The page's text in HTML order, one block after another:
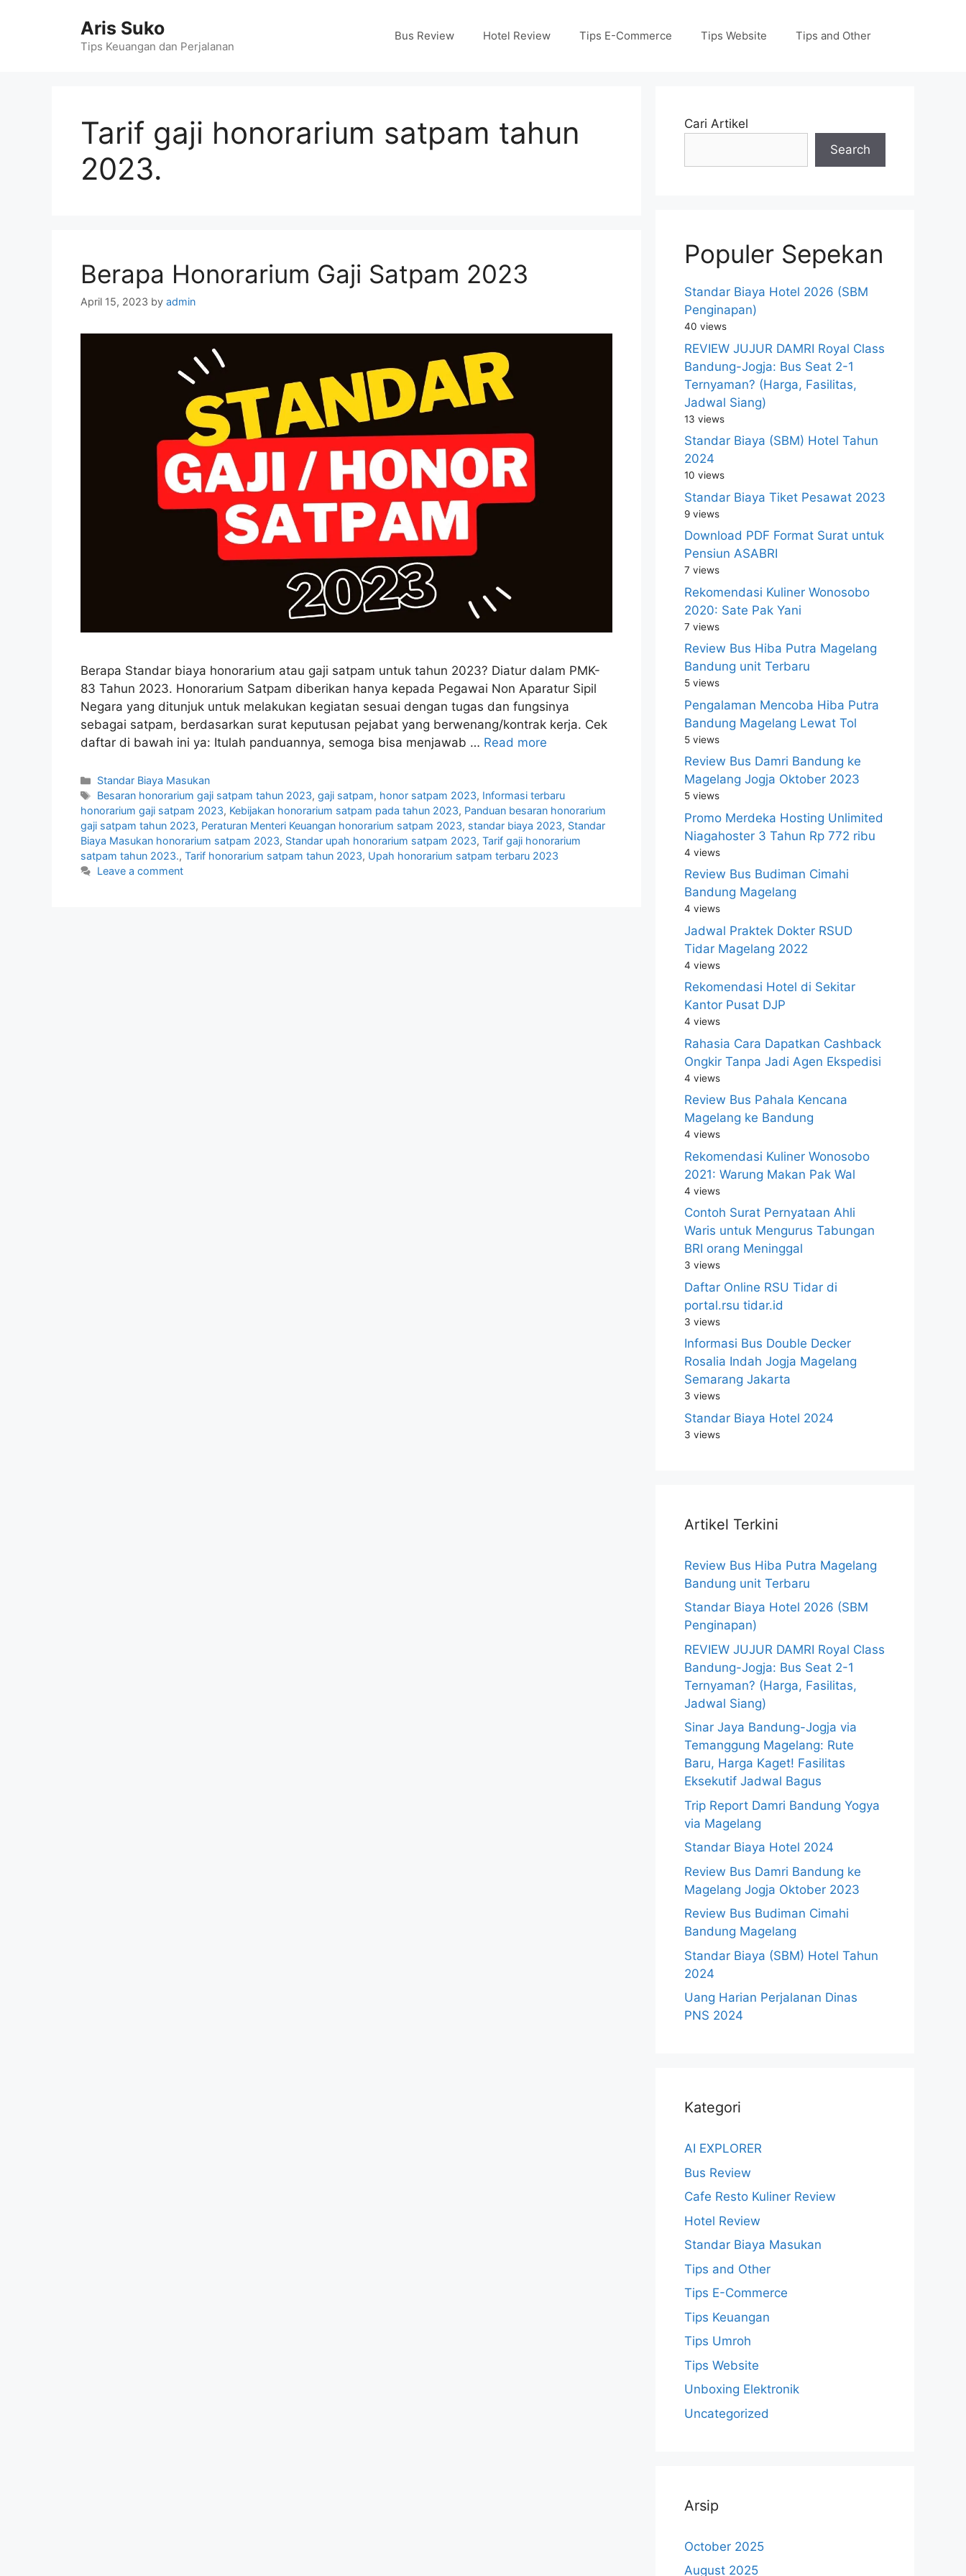
Aris Suko
Tips Keuangan dan Perjalanan
Bus Review Hotel Review Tips E-Commerce Tips Website Tips and Other
Tarif gaji honorarium satpam tahun
2023.
Berapa Honorarium Gaji Satpam 2023
April 15, 2023 by admin
Berapa Standar biaya honorarium atau gaji satpam untuk tahun 2023? Diatur dalam PMK-
83 Tahun 2023. Honorarium Satpam diberikan hanya kepada Pegawai Non Aparatur Sipil
Negara yang ditunjuk untuk melakukan kegiatan sesuai dengan tugas dan fungsinya
sebagai satpam, berdasarkan surat keputusan pejabat yang berwenang/kontrak kerja. Cek
daftar di bawah ini ya: Itulah panduannya, semoga bisa menjawab … Read more
Categories
Standar Biaya Masukan
Tags
Besaran honorarium gaji satpam tahun 2023,gaji satpam, honor satpam 2023, Informasi terbaru
honorarium gaji satpam 2023, Kebijakan honorarium satpam pada tahun 2023, Panduan besaran honorarium
gaji satpam tahun 2023, Peraturan Menteri Keuangan honorarium satpam 2023, standar biaya 2023, Standar
Biaya Masukan honorarium satpam 2023, Standar upah honorarium satpam 2023, Tarif gaji honorarium
satpam tahun 2023., Tarif honorarium satpam tahun 2023, Upah honorarium satpam terbaru 2023
Leave a comment
Cari Artikel
Search
Populer Sepekan
Standar Biaya Hotel 2026 (SBM
Penginapan)
40 views
REVIEW JUJUR DAMRI Royal Class
Bandung-Jogja: Bus Seat 2-1
Ternyaman? (Harga, Fasilitas,
Jadwal Siang)
13 views
Standar Biaya (SBM) Hotel Tahun
2024
10 views
Standar Biaya Tiket Pesawat 2023
9 views
Download PDF Format Surat untuk
Pensiun ASABRI
7 views
Rekomendasi Kuliner Wonosobo
2020: Sate Pak Yani
7 views
Review Bus Hiba Putra Magelang
Bandung unit Terbaru
5 views
Pengalaman Mencoba Hiba Putra
Bandung Magelang Lewat Tol
5 views
Review Bus Damri Bandung ke
Magelang Jogja Oktober 2023
5 views
Promo Merdeka Hosting Unlimited
Niagahoster 3 Tahun Rp 772 ribu
4 views
Review Bus Budiman Cimahi
Bandung Magelang
4 views
Jadwal Praktek Dokter RSUD
Tidar Magelang 2022
4 views
Rekomendasi Hotel di Sekitar
Kantor Pusat DJP
4 views
Rahasia Cara Dapatkan Cashback
Ongkir Tanpa Jadi Agen Ekspedisi
4 views
Review Bus Pahala Kencana
Magelang ke Bandung
4 views
Rekomendasi Kuliner Wonosobo
2021: Warung Makan Pak Wal
4 views
Contoh Surat Pernyataan Ahli
Waris untuk Mengurus Tabungan
BRI orang Meninggal
3 views
Daftar Online RSU Tidar di
portal.rsu tidar.id
3 views
Informasi Bus Double Decker
Rosalia Indah Jogja Magelang
Semarang Jakarta
3 views
Standar Biaya Hotel 2024
3 views
Artikel Terkini
Review Bus Hiba Putra Magelang
Bandung unit Terbaru
Standar Biaya Hotel 2026 (SBM
Penginapan)
REVIEW JUJUR DAMRI Royal Class
Bandung-Jogja: Bus Seat 2-1
Ternyaman? (Harga, Fasilitas,
Jadwal Siang)
Sinar Jaya Bandung-Jogja via
Temanggung Magelang: Rute
Baru, Harga Kaget! Fasilitas
Eksekutif Jadwal Bagus
Trip Report Damri Bandung Yogya
via Magelang
Standar Biaya Hotel 2024
Review Bus Damri Bandung ke
Magelang Jogja Oktober 2023
Review Bus Budiman Cimahi
Bandung Magelang
Standar Biaya (SBM) Hotel Tahun
2024
Uang Harian Perjalanan Dinas
PNS 2024
Kategori
AI EXPLORER
Bus Review
Cafe Resto Kuliner Review
Hotel Review
Standar Biaya Masukan
Tips and Other
Tips E-Commerce
Tips Keuangan
Tips Umroh
Tips Website
Unboxing Elektronik
Uncategorized
Arsip
October 2025
August 2025